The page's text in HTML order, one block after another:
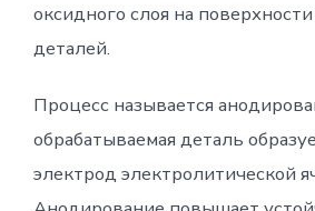
оксидного слоя на
деталей.
Процесс называется
обрабатываемая деталь
электрод электролитической